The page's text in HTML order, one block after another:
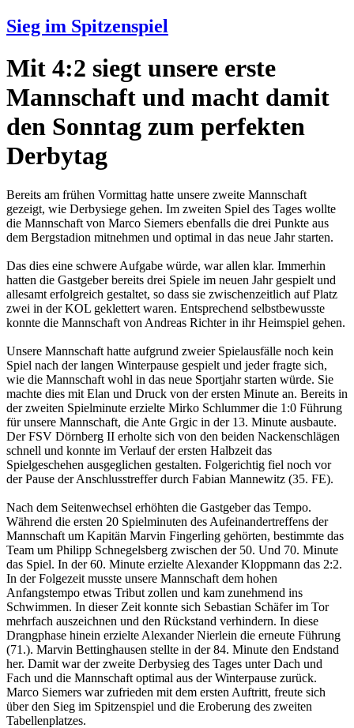
Sieg im Spitzenspiel
Mit 4:2 siegt unsere erste
Mannschaft und macht damit
den Sonntag zum perfekten
Derbytag
Bereits am frühen Vormittag hatte unsere zweite Mannschaft
gezeigt, wie Derbysiege gehen. Im zweiten Spiel des Tages wollte
die Mannschaft von Marco Siemers ebenfalls die drei Punkte aus
dem Bergstadion mitnehmen und optimal in das neue Jahr starten.
Das dies eine schwere Aufgabe würde, war allen klar. Immerhin
hatten die Gastgeber bereits drei Spiele im neuen Jahr gespielt und
allesamt erfolgreich gestaltet, so dass sie zwischenzeitlich auf Platz
zwei in der KOL geklettert waren. Entsprechend selbstbewusste
konnte die Mannschaft von Andreas Richter in ihr Heimspiel gehen.
Unsere Mannschaft hatte aufgrund zweier Spielausfälle noch kein
Spiel nach der langen Winterpause gespielt und jeder fragte sich,
wie die Mannschaft wohl in das neue Sportjahr starten würde. Sie
machte dies mit Elan und Druck von der ersten Minute an. Bereits in
der zweiten Spielminute erzielte Mirko Schlummer die 1:0 Führung
für unsere Mannschaft, die Ante Grgic in der 13. Minute ausbaute.
Der FSV Dörnberg II erholte sich von den beiden Nackenschlägen
schnell und konnte im Verlauf der ersten Halbzeit das
Spielgeschehen ausgeglichen gestalten. Folgerichtig fiel noch vor
der Pause der Anschlusstreffer durch Fabian Mannewitz (35. FE).
Nach dem Seitenwechsel erhöhten die Gastgeber das Tempo.
Während die ersten 20 Spielminuten des Aufeinandertreffens der
Mannschaft um Kapitän Marvin Fingerling gehörten, bestimmte das
Team um Philipp Schnegelsberg zwischen der 50. Und 70. Minute
das Spiel. In der 60. Minute erzielte Alexander Kloppmann das 2:2.
In der Folgezeit musste unsere Mannschaft dem hohen
Anfangstempo etwas Tribut zollen und kam zunehmend ins
Schwimmen. In dieser Zeit konnte sich Sebastian Schäfer im Tor
mehrfach auszeichnen und den Rückstand verhindern. In diese
Drangphase hinein erzielte Alexander Nierlein die erneute Führung
(71.). Marvin Bettinghausen stellte in der 84. Minute den Endstand
her. Damit war der zweite Derbysieg des Tages unter Dach und
Fach und die Mannschaft optimal aus der Winterpause zurück.
Marco Siemers war zufrieden mit dem ersten Auftritt, freute sich
über den Sieg im Spitzenspiel und die Eroberung des zweiten
Tabellenplatzes.